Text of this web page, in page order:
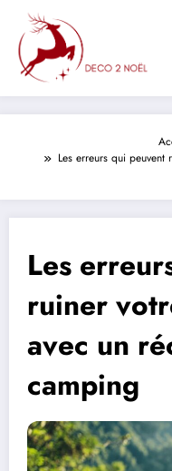
contenu
Les erreurs qui
Les
ruiner
avec un
camping